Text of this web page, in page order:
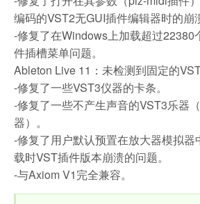
编码的VST2无GUI插件编辑器时的崩
-修复了在Windows上加载超过22380
件插槽菜单问题。
Ableton Live 11：未检测到固定的
-修复了一些VST3仪器的卡条。
-修复了一些不产生声音的VST3乐器
器）。
-修复了用户默认预置在放大器模拟器
载时VST插件版本崩溃的问题。
-与Axiom V1完全兼容。